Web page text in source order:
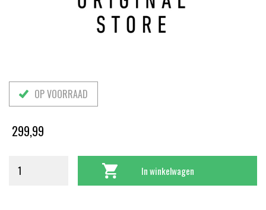
OP VOORRAAD
299,99
In winkelwagen